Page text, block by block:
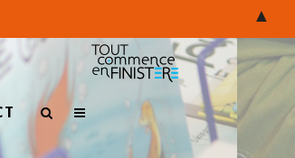
▲